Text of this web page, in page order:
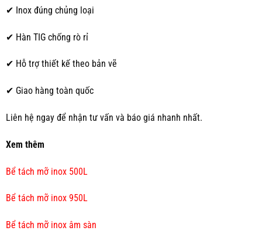
✔ Inox đúng chủng loại
✔ Hàn TIG chống rò rỉ
✔ Hỗ trợ thiết kế theo bản vẽ
✔ Giao hàng toàn quốc
Liên hệ ngay để nhận tư vấn và báo giá nhanh nhất.
Xem thêm
Bể tách mỡ inox 500L
Bể tách mỡ inox 950L
Bể tách mỡ inox âm sàn